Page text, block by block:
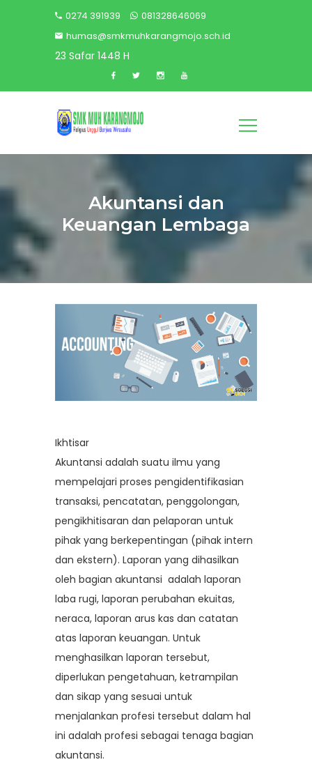
0274 391939
081328646069
humas@smkmuhkarangmojo.sch.id
23 Safar 1448 H
Akuntansi dan
Keuangan Lembaga
Ikhtisar
Akuntansi adalah suatu ilmu yang
mempelajari proses pengidentifikasian
transaksi, pencatatan, penggolongan,
pengikhitisaran dan pelaporan untuk
pihak yang berkepentingan (pihak intern
dan ekstern). Laporan yang dihasilkan
oleh bagian akuntansi adalah laporan
laba rugi, laporan perubahan ekuitas,
neraca, laporan arus kas dan catatan
atas laporan keuangan. Untuk
menghasilkan laporan tersebut,
diperlukan pengetahuan, ketrampilan
dan sikap yang sesuai untuk
menjalankan profesi tersebut dalam hal
ini adalah profesi sebagai tenaga bagian
akuntansi.